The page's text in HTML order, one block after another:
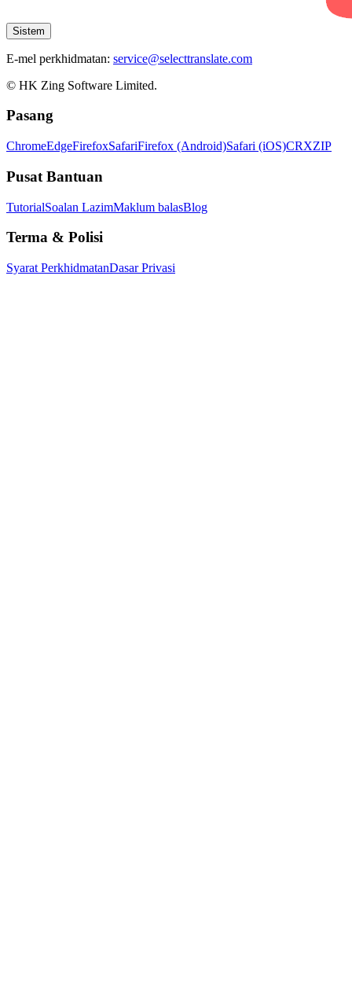
Sistem
E-mel perkhidmatan: service@selecttranslate.com
© HK Zing Software Limited.
Pasang
ChromeEdgeFirefoxSafariFirefox (Android)Safari (iOS)CRXZIP
Pusat Bantuan
TutorialSoalan LazimMaklum balasBlog
Terma & Polisi
Syarat PerkhidmatanDasar Privasi